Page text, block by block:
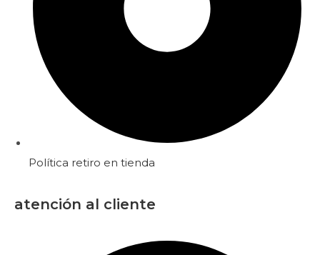
Política retiro en tienda
atención al cliente